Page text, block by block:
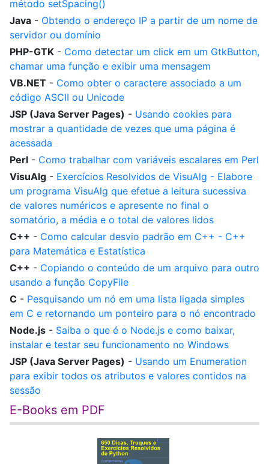
método setSpacing()
Java - Obtendo o endereço IP a partir de um nome de
servidor ou domínio
PHP-GTK - Como detectar um click em um GtkButton,
chamar uma função e exibir uma mensagem
VB.NET - Como obter o caractere associado a um
código ASCII ou Unicode
JSP (Java Server Pages) - Usando cookies para
mostrar a quantidade de vezes que uma página é
acessada
Perl - Como trabalhar com variáveis escalares em Perl
VisuAlg - Exercícios Resolvidos de VisuAlg - Elabore
um programa VisuAlg que efetue a leitura sucessiva
de valores numéricos e apresente no final o
somatório, a média e o total de valores lidos
C++ - Como calcular desvio padrão em C++ - C++
para Matemática e Estatística
C++ - Copiando o conteúdo de um arquivo para outro
usando a função CopyFile
C - Pesquisando um nó em uma lista ligada simples
em C e retornando um ponteiro para o nó encontrado
Node.js - Saiba o que é o Node.js e como baixar,
instalar e testar seu funcionamento no Windows
JSP (Java Server Pages) - Usando um Enumeration
para exibir todos os atributos e valores contidos na
sessão
E-Books em PDF